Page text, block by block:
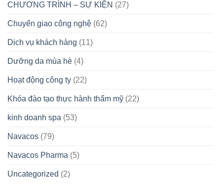
CHƯƠNG TRÌNH – SỰ KIỆN (27)
Chuyển giao công nghệ (62)
Dịch vụ khách hàng (11)
Dưỡng da mùa hè (4)
Hoạt động công ty (22)
Khóa đào tạo thực hành thẩm mỹ (22)
kinh doanh spa (53)
Navacos (79)
Navacos Pharma (5)
Uncategorized (2)